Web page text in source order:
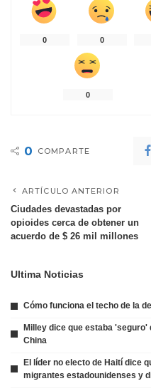
0 0
0
0 COMPARTE
ARTÍCULO ANTERIOR
Ciudades devastadas por
opioides cerca de obtener un
acuerdo de $ 26 mil millones
Ultima Noticias
Cómo funciona el techo de la
Milley dice que estaba 'seguro'
China
El líder no electo de Haití dice
migrantes estadounidenses y